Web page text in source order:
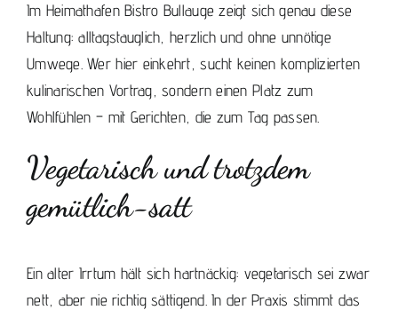
Im Heimathafen Bistro Bullauge zeigt sich genau diese
Haltung: alltagstauglich, herzlich und ohne unnötige
Umwege. Wer hier einkehrt, sucht keinen komplizierten
kulinarischen Vortrag, sondern einen Platz zum
Wohlfühlen – mit Gerichten, die zum Tag passen.
Vegetarisch und trotzdem
gemütlich-satt
Ein alter Irrtum hält sich hartnäckig: vegetarisch sei zwar
nett, aber nie richtig sättigend. In der Praxis stimmt das